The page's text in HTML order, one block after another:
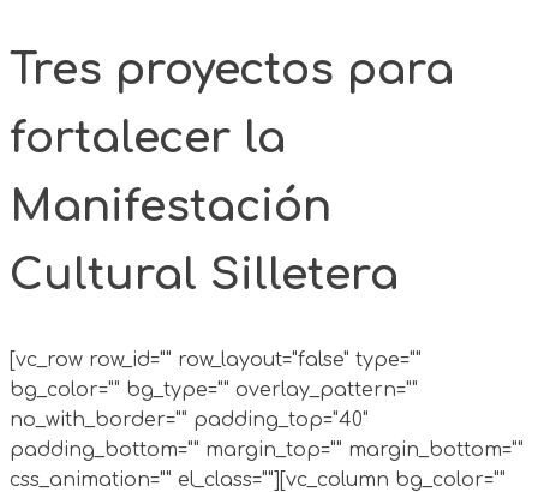
Tres proyectos para
fortalecer la
Manifestación
Cultural Silletera
[vc_row row_id="" row_layout="false" type=""
bg_color="" bg_type="" overlay_pattern=""
no_with_border="" padding_top="40"
padding_bottom="" margin_top="" margin_bottom=""
css_animation="" el_class=""][vc_column bg_color=""